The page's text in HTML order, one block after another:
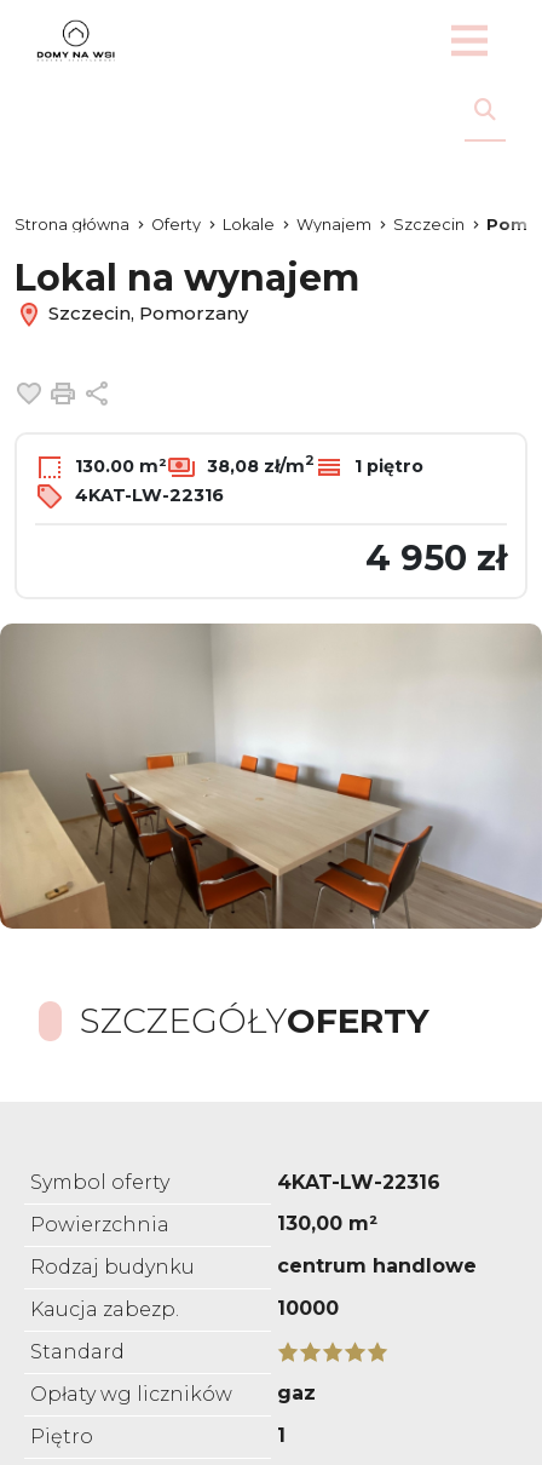
Strona główna Oferty Lokale Wynajem Szczecin
Lokal na wynajem
Szczecin, Pomorzany
Dodaj do ulubionych
Drukuj
130.00 m² 38,08 zł/m2
1 piętro
4KAT-LW-22316
4 950 zł
SZCZEGÓŁYOFERTY
Symbol oferty
4KAT-LW-22316
Powierzchnia
130,00 m²
Rodzaj budynku
centrum handlowe
Kaucja zabezp.
10000
Standard
Opłaty wg liczników
gaz
Piętro
1